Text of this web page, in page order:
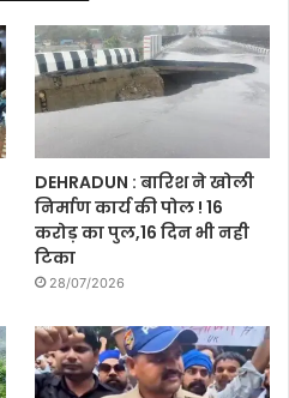
DEHRADUN : बारिश ने खोली
निर्माण कार्य की पोल ! 16
करोड़ का पुल,16 दिन भी नही
टिका
28/07/2026